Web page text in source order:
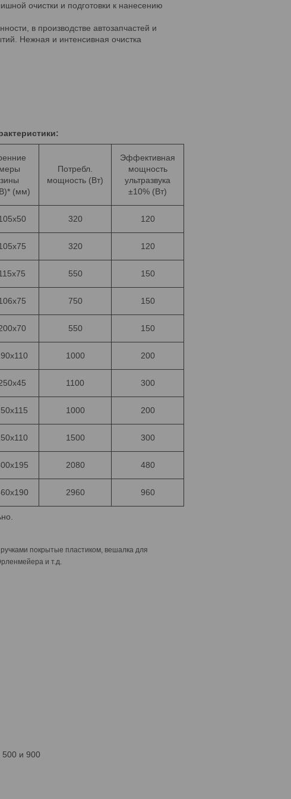
очистки и подготовки к нанесению
в производстве автозапчастей и
Нежная и интенсивная очистка
(мм)
Потребл.
мощность (Вт)
Эффективная
мощность
ультразвука
±10% (Вт)
320 120
320 120
550 150
750 150
550 150
1000 200
1100 300
1000 200
1500 300
2080 480
2960 960
покрытые пластиком, вешалка для
и т.д.
и 900